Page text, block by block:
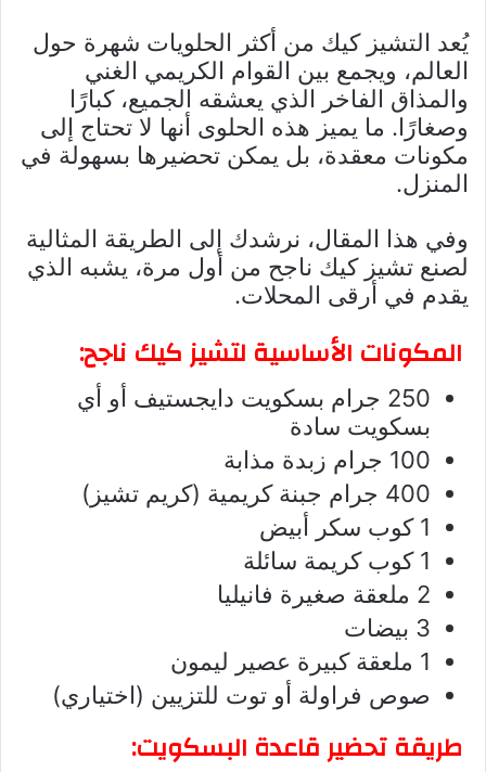
يُعد التشيز كيك من أكثر الحلويات شهرة حول
العالم، ويجمع بين القوام الكريمي الغني
والمذاق الفاخر الذي يعشقه الجميع، كبارًا
وصغارًا. ما يميز هذه الحلوى أنها لا تحتاج إلى
مكونات معقدة، بل يمكن تحضيرها بسهولة في
المنزل.
وفي هذا المقال، نرشدك إلى الطريقة المثالية
لصنع تشيز كيك ناجح من أول مرة، يشبه الذي
يقدم في أرقى المحلات.
المكونات الأساسية لتشيز كيك ناجح:
250 جرام بسكويت دايجستيف أو أي
بسكويت سادة
100 جرام زبدة مذابة
400 جرام جبنة كريمية (كريم تشيز)
1 كوب سكر أبيض
1 كوب كريمة سائلة
2 ملعقة صغيرة فانيليا
3 بيضات
1 ملعقة كبيرة عصير ليمون
صوص فراولة أو توت للتزيين (اختياري)
طريقة تحضير قاعدة البسكويت: